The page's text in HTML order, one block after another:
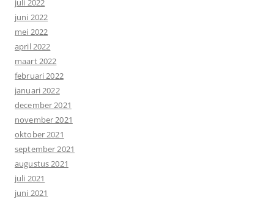
juni 2022
mei 2022
april 2022
maart 2022
februari 2022
januari 2022
december 2021
november 2021
oktober 2021
september 2021
augustus 2021
juli 2021
juni 2021